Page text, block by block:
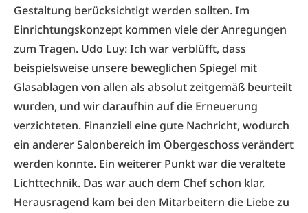
Gestaltung berücksichtigt werden sollten. Im
Einrichtungskonzept kommen viele der Anregungen
zum Tragen. Udo Luy: Ich war verblüfft, dass
beispielsweise unsere beweglichen Spiegel mit
Glasablagen von allen als absolut zeitgemäß beurteilt
wurden, und wir daraufhin auf die Erneuerung
verzichteten. Finanziell eine gute Nachricht, wodurch
ein anderer Salonbereich im Obergeschoss verändert
werden konnte. Ein weiterer Punkt war die veraltete
Lichttechnik. Das war auch dem Chef schon klar.
Heraus­ragend kam bei den Mitarbeitern die Liebe zu